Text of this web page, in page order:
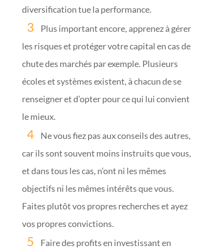
diversification tue la performance.
Plus important encore, apprenez à gérer
les risques et protéger votre capital en cas de
chute des marchés par exemple. Plusieurs
écoles et systèmes existent, à chacun de se
renseigner et d’opter pour ce qui lui convient
le mieux.
Ne vous fiez pas aux conseils des autres,
car ils sont souvent moins instruits que vous,
et dans tous les cas, n’ont ni les mêmes
objectifs ni les mêmes intérêts que vous.
Faites plutôt vos propres recherches et ayez
vos propres convictions.
Faire des profits en investissant en